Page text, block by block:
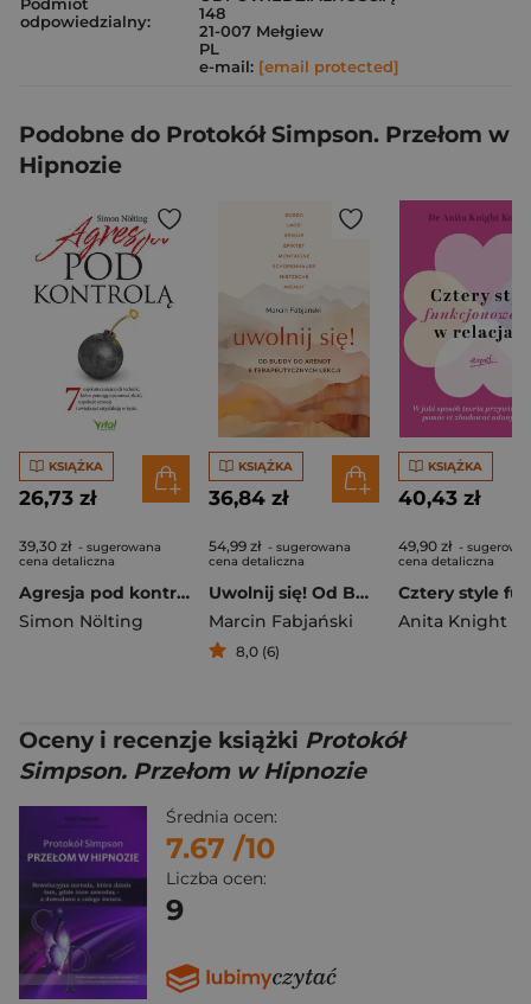
Podmiot
odpowiedzialny:
148
21-007 Mełgiew
PL
e-mail: [email protected]
Podobne do Protokół Simpson. Przełom w
Hipnozie
KSIĄŻKA
26,73 zł
39,30 zł - sugerowana
cena detaliczna
Agresja pod kontrolą. 7 najskuteczniejszych technik, które pomogą opanować złość, uspokoić emocje i zwiększyć satysfakcję w życiu
Simon Nölting
KSIĄŻKA
36,84 zł
54,99 zł - sugerowana
cena detaliczna
Uwolnij się! Od Buddy do Arendt – 8 terapeutycznych lekcji
Marcin Fabjański
8,0 (6)
KSIĄŻKA
40,43 zł
49,90 zł -
cena detaliczna
Oceny i recenzje książki Protokół
Simpson. Przełom w Hipnozie
Średnia ocen:
7.67 /10
Liczba ocen:
9